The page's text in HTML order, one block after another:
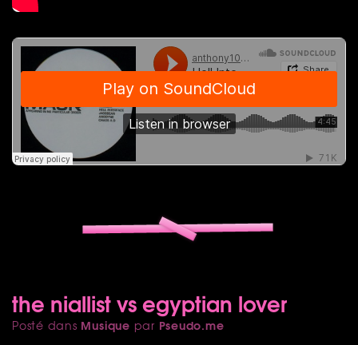
the niallist vs egyptian lover
Posté dans Musique par Pseudo.me